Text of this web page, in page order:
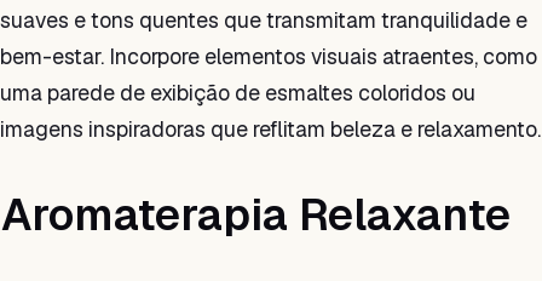
suaves e tons quentes que transmitam tranquilidade e
bem-estar. Incorpore elementos visuais atraentes, como
uma parede de exibição de esmaltes coloridos ou
imagens inspiradoras que reflitam beleza e relaxamento.
Aromaterapia Relaxante